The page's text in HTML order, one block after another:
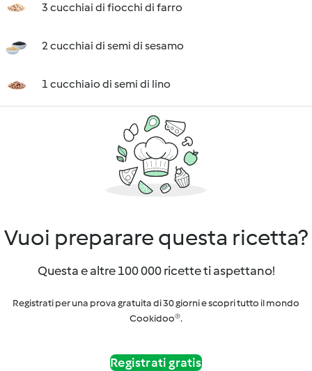
3 cucchiai di fiocchi di farro
2 cucchiai di semi di sesamo
1 cucchiaio di semi di lino
Vuoi preparare questa ricetta?
Questa e altre 100 000 ricette ti aspettano!
Registrati per una prova gratuita di 30 giorni e scopri tutto il mondo
Cookidoo®.
Registrati gratis